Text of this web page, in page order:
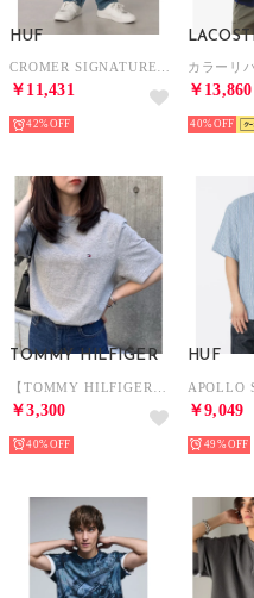
HUF
￥11,431
42%
￥13,860
40%
TOMMY HILFIGER
￥3,300
40%
HUF
￥9,049
49%